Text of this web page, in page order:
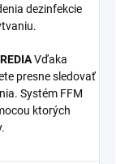
dezinfekcie
Vďaka
presne sledovať
Systém FFM
ktorých